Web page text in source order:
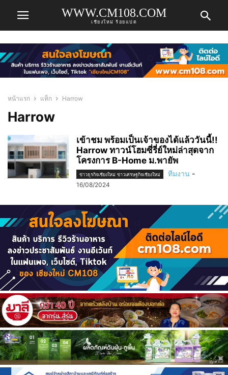
WWW.CM108.COM
เชียงใหม่ ร้อยแปด
หน้าแรก แท็ก Harrow
Harrow
เข้าชม พร้อมเป็นเจ้าของได้แล้ววันนี้!!
Harrow ทาวน์โฮมซี่รี่ย์ใหม่ล่าสุดจาก
โครงการ B-Home ม.พายัพ
ข่าวธุรกิจเชียงใหม่ ข่าวเศรษฐกิจเชียงใหม่ ทีมงาน -
16/08/2024